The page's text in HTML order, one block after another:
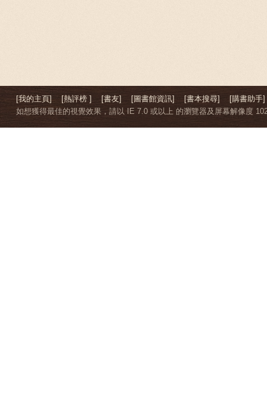
[我的主頁] [熱評榜 ] [書友] [圖書館資訊] [書本搜尋]
[購書助手]
如想獲得最佳的視覺效果，請以 IE 7.0 或以上 的瀏覽器及屏幕解像度